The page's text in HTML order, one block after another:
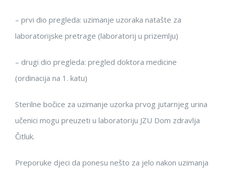
– prvi dio pregleda: uzimanje uzoraka natašte za
laboratorijske pretrage (laboratorij u prizemlju)
– drugi dio pregleda: pregled doktora medicine
(ordinacija na 1. katu)
Sterilne bočice za uzimanje uzorka prvog jutarnjeg urina
učenici mogu preuzeti u laboratoriju JZU Dom zdravlja
Čitluk.
Preporuke djeci da ponesu nešto za jelo nakon uzimanja